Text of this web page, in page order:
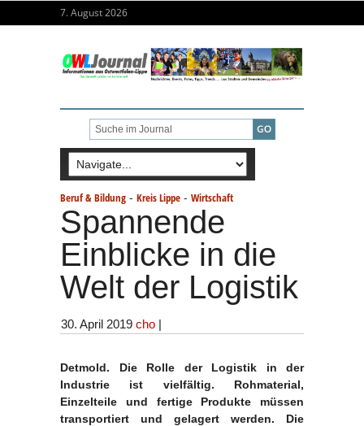
7. August 2026
Beruf & Bildung - Kreis Lippe - Wirtschaft
Spannende
Einblicke in die
Welt der Logistik
30. April 2019 cho |
Detmold. Die Rolle der Logistik in der
Industrie ist vielfältig. Rohmaterial,
Einzelteile und fertige Produkte müssen
transportiert und gelagert werden. Die